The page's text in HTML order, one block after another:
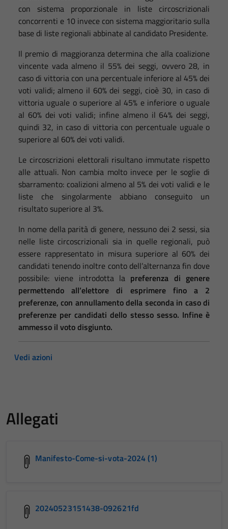
con sistema proporzionale in liste circoscrizionali
concorrenti e 10 invece con sistema maggioritario sulla
base di liste regionali abbinate al candidato Presidente.
Il premio di maggioranza determina che alla coalizione
vincente vada almeno il 55% dei seggi, ovvero 28, in
caso di vittoria con una percentuale inferiore al 45% dei
voti validi; almeno il 60% dei seggi, cioè 30, in caso di
vittoria uguale o superiore al 45% e inferiore o uguale
al 60% dei voti validi; infine almeno il 64% dei seggi,
quindi 32, in caso di vittoria con percentuale uguale o
superiore al 60% dei voti validi.
Le circoscrizioni elettorali risultano immutate rispetto
alle attuali. Non cambia molto invece per le soglie di
sbarramento: coalizioni almeno al 5% dei voti validi e le
liste che singolarmente abbiano conseguito un
risultato superiore al 3%.
In nome della parità di genere, nessuno dei 2 sessi, sia
nelle liste circoscrizionali sia in quelle regionali, può
essere rappresentato in misura superiore al 60% dei
candidati tenendo inoltre conto dell’alternanza fin dove
possibile: viene introdotta la preferenza di genere
permettendo all’elettore di esprimere fino a 2
preferenze, con annullamento della seconda in caso di
preferenze per candidati dello stesso sesso. Infine è
ammesso il voto disgiunto.
Vedi azioni
Allegati
Manifesto-Come-si-vota-2024 (1)
20240523151438-092621fd